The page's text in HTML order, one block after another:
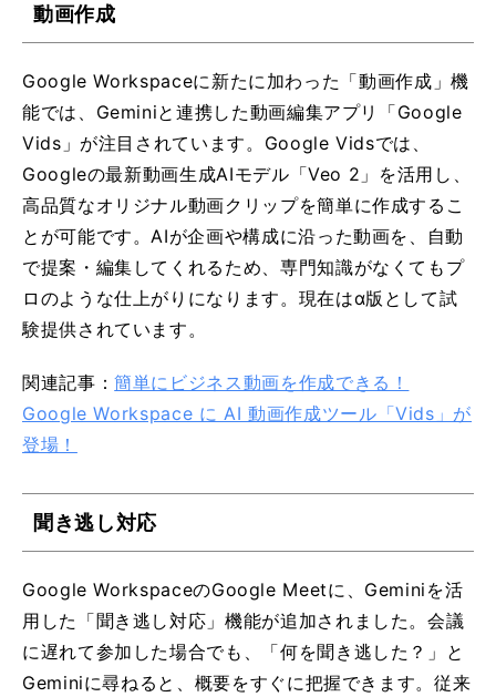
動画作成
Google Workspaceに新たに加わった「動画作成」機
能では、Geminiと連携した動画編集アプリ「Google
Vids」が注目されています。Google Vidsでは、
Googleの最新動画生成AIモデル「Veo 2」を活用し、
高品質なオリジナル動画クリップを簡単に作成するこ
とが可能です。AIが企画や構成に沿った動画を、自動
で提案・編集してくれるため、専門知識がなくてもプ
ロのような仕上がりになります。現在はα版として試
験提供されています。
関連記事：簡単にビジネス動画を作成できる！
Google Workspace に AI 動画作成ツール「Vids」が
登場！
聞き逃し対応
Google WorkspaceのGoogle Meetに、Geminiを活
用した「聞き逃し対応」機能が追加されました。会議
に遅れて参加した場合でも、「何を聞き逃した？」と
Geminiに尋ねると、概要をすぐに把握できます。従来